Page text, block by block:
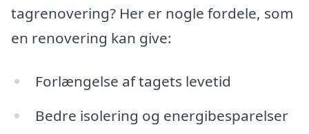
tagrenovering? Her er nogle fordele, som
en renovering kan give:
Forlængelse af tagets levetid
Bedre isolering og energibesparelser